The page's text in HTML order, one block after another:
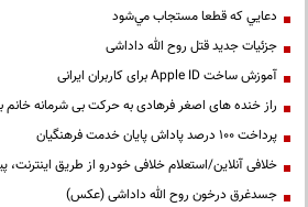
دعايي كه قطعا مستجاب مي‌شود
جزئیات جدید قتل روح الله داداشی
آموزش ساخت Apple ID برای کاربران ایرانی
راز خنده های اصغر فرهادی به حرکت بی شرمانه
پرداخت ۱۰۰ درصد پاداش پایان خدمت فرهنگیان
خلافی آنلاین/استعلام خلافی خودرو از طریق اینترنت،
جسدغرق درخون روح الله داداشی (عکس)